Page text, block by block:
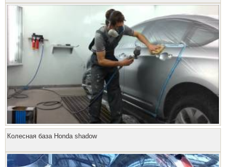
Колесная база Honda shadow